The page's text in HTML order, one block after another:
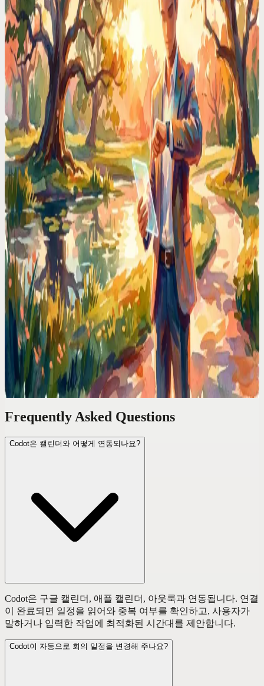
ADHD 도움
Motion vs Codot: ADHD인 내가 둘 다 써봤다. 하나
는 뇌에 쥐가 나는 줄 알았다
Motion은 모든 걸 자동 스케줄링하고, Codot은 그저 듣기만 합
니다. 각각 30일씩 써본 결과, ADHD에게 압도적으로 잘 맞는
방식은 따로 있었습니다.
창업자 가이드
모든 창업자가 매일 캘린더 정리에 버리는 '90분', 저
는 이렇게 되찾았습니다
미팅 잡고, 일정 옮기고, 겹치는 시간 확인하고... 캘린더에 낭
비한 시간을 계산해 보니 끔찍할 정도더군요. 음성 기반 스케
줄링으로 이 지긋지긋한 시간 낭비를 완전히 없앴습니다.
캘린더 비교
구글 캘린더는 단순한 서류함일 뿐입니다. 저에겐
'비서실장'이 필요했습니다
구글 캘린더는 다음 일정을 보여줄 뿐, 당신을 대신해 생각해
주지 않습니다. "점심 약속 목요일로 미뤄줘"라는 말 한마디를
찰떡같이 알아듣고 실행하는 진짜 AI 비서가 필요했습니다.
Frequently Asked Questions
Codot은 캘린더와 어떻게 연동되나요?
Codot은 구글 캘린더, 애플 캘린더, 아웃룩과 연동됩니다. 연결
이 완료되면 일정을 읽어와 중복 여부를 확인하고, 사용자가
말하거나 입력한 작업에 최적화된 시간대를 제안합니다.
Codot이 자동으로 회의 일정을 변경해 주나요?